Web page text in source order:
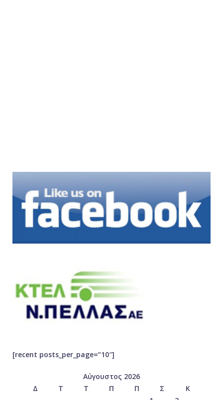
[recent posts_per_page=”10″]
Αύγουστος 2026
Δ
Τ Τ Π Π Σ
Κ